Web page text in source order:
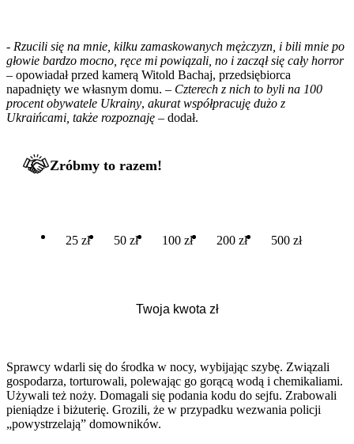
- Rzucili się na mnie, kilku zamaskowanych mężczyzn, i bili mnie po
głowie bardzo mocno, ręce mi powiązali, no i zaczął się cały horror
– opowiadał przed kamerą Witold Bachaj, przedsiębiorca
napadnięty we własnym domu. – Czterech z nich to byli na 100
procent obywatele Ukrainy, akurat współpracuję dużo z
Ukraińcami, także rozpoznaję – dodał.
Zróbmy to razem!
25 zł 50 zł 100 zł 200 zł 500 zł
Sprawcy wdarli się do środka w nocy, wybijając szybę. Związali
gospodarza, torturowali, polewając go gorącą wodą i chemikaliami.
Używali też noży. Domagali się podania kodu do sejfu. Zrabowali
pieniądze i biżuterię. Grozili, że w przypadku wezwania policji
„powystrzelają” domowników.